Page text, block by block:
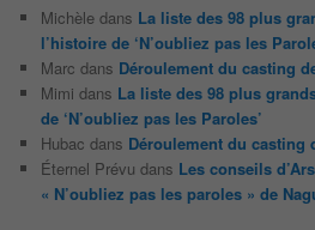
Michèle dans La liste des 98 plus
l’histoire de ‘N’oubliez pas les
Marc dans Déroulement du casting
Mimi dans La liste des 98 plus
de ‘N’oubliez pas les Paroles’
Hubac dans Déroulement du casting
Éternel Prévu dans Les conseils
« N’oubliez pas les paroles » de